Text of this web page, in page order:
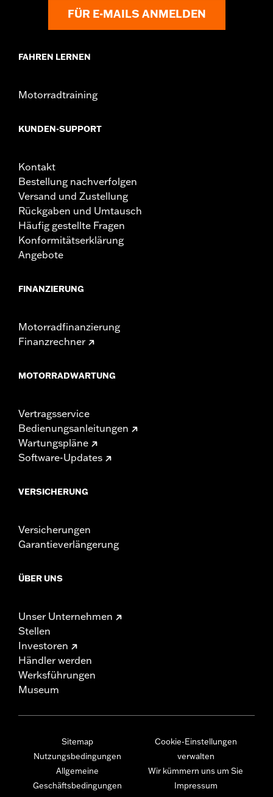
FÜR E-MAILS ANMELDEN
FAHREN LERNEN
Motorradtraining
KUNDEN-SUPPORT
Kontakt
Bestellung nachverfolgen
Versand und Zustellung
Rückgaben und Umtausch
Häufig gestellte Fragen
Konformitätserklärung
Angebote
FINANZIERUNG
Motorradfinanzierung
Finanzrechner
MOTORRADWARTUNG
Vertragsservice
Bedienungsanleitungen
Wartungspläne
Software-Updates
VERSICHERUNG
Versicherungen
Garantieverlängerung
ÜBER UNS
Unser Unternehmen
Stellen
Investoren
Händler werden
Werksführungen
Museum
Sitemap
Nutzungsbedingungen
Allgemeine
Geschäftsbedingungen
Cookie-Einstellungen
verwalten
Wir kümmern uns um Sie
Impressum